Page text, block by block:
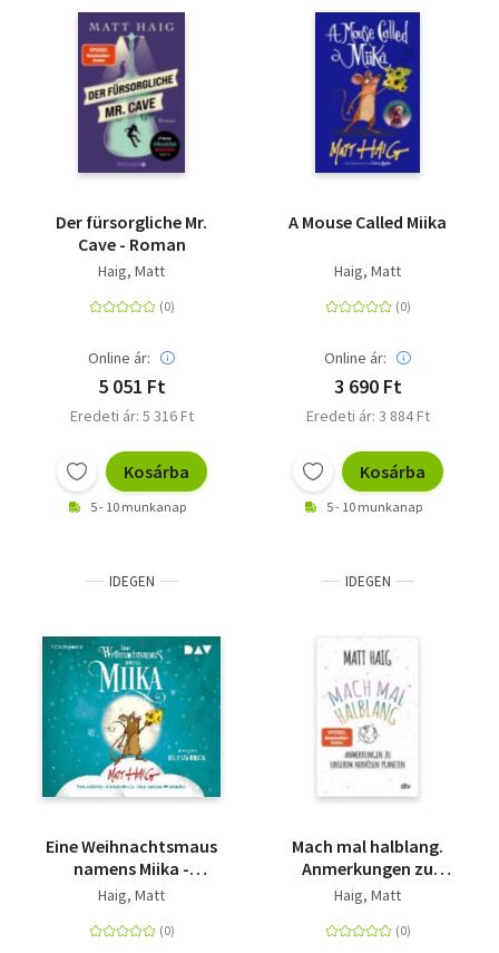
Der fürsorgliche Mr.
Cave - Roman
Haig, Matt
Online ár:
5 051 Ft
Eredeti ár: 5 316 Ft
Kosárba
5 - 10 munkanap
A Mouse Called Miika
Haig, Matt
Online ár:
3 690 Ft
Eredeti ár: 3 884 Ft
Kosárba
5 - 10 munkanap
IDEGEN
Eine Weihnachtsmaus
namens Miika -
Ungekürzte Lesung
Haig, Matt
IDEGEN
Mach mal halblang.
Anmerkungen zu
unserem nervösen
Haig, Matt